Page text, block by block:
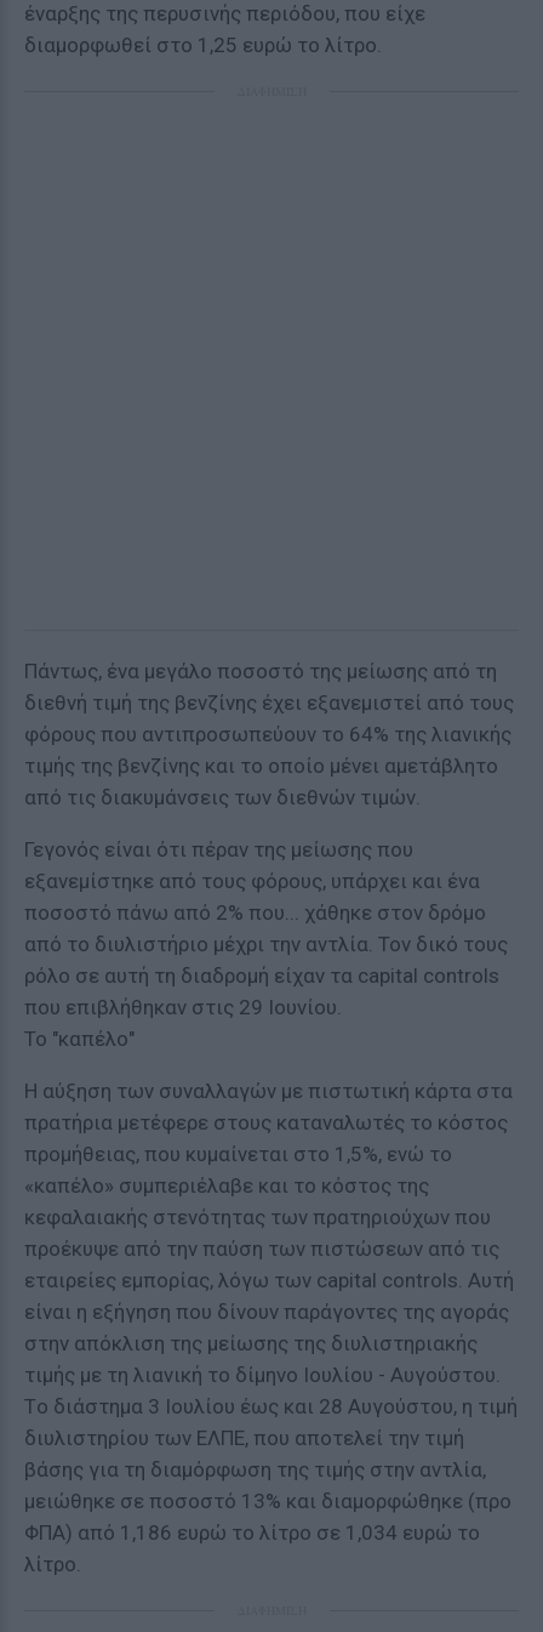
έναρξης της περυσινής περιόδου, που είχε
διαμορφωθεί στο 1,25 ευρώ το λίτρο.
Πάντως, ένα μεγάλο ποσοστό της μείωσης από τη
διεθνή τιμή της βενζίνης έχει εξανεμιστεί από τους
φόρους που αντιπροσωπεύουν το 64% της λιανικής
τιμής της βενζίνης και το οποίο μένει αμετάβλητο
από τις διακυμάνσεις των διεθνών τιμών.
Γεγονός είναι ότι πέραν της μείωσης που
εξανεμίστηκε από τους φόρους, υπάρχει και ένα
ποσοστό πάνω από 2% που... χάθηκε στον δρόμο
από το διυλιστήριο μέχρι την αντλία. Τον δικό τους
ρόλο σε αυτή τη διαδρομή είχαν τα capital controls
που επιβλήθηκαν στις 29 Ιουνίου.
Το "καπέλο"
Η αύξηση των συναλλαγών με πιστωτική κάρτα στα
πρατήρια μετέφερε στους καταναλωτές το κόστος
προμήθειας, που κυμαίνεται στο 1,5%, ενώ το
«καπέλο» συμπεριέλαβε και το κόστος της
κεφαλαιακής στενότητας των πρατηριούχων που
προέκυψε από την παύση των πιστώσεων από τις
εταιρείες εμπορίας, λόγω των capital controls. Αυτή
είναι η εξήγηση που δίνουν παράγοντες της αγοράς
στην απόκλιση της μείωσης της διυλιστηριακής
τιμής με τη λιανική το δίμηνο Ιουλίου - Αυγούστου.
Tο διάστημα 3 Ιουλίου έως και 28 Αυγούστου, η τιμή
διυλιστηρίου των ΕΛΠΕ, που αποτελεί την τιμή
βάσης για τη διαμόρφωση της τιμής στην αντλία,
μειώθηκε σε ποσοστό 13% και διαμορφώθηκε (προ
ΦΠΑ) από 1,186 ευρώ το λίτρο σε 1,034 ευρώ το
λίτρο.